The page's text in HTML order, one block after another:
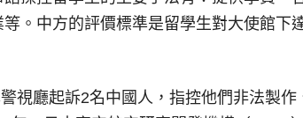
。中方的評價標準是留學生對大使館下
視廳起訴2名中國人，指控他們非法製作